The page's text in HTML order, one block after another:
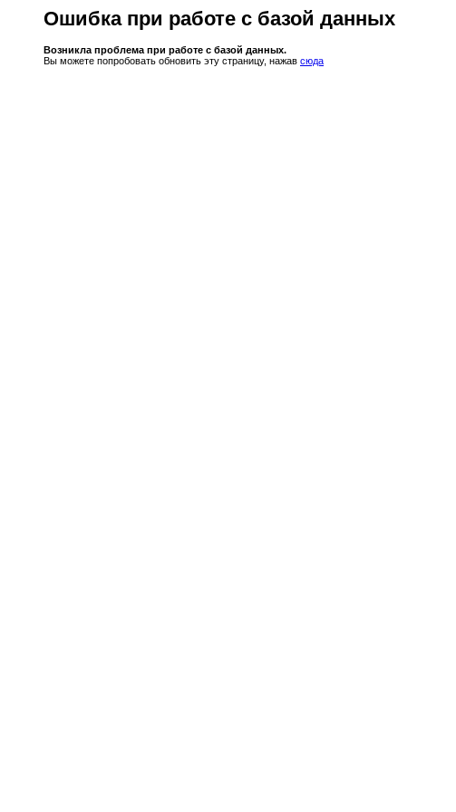
Ошибка при работе с базой данных
Возникла проблема при работе с базой данных.
Вы можете попробовать обновить эту страницу, нажав сюда